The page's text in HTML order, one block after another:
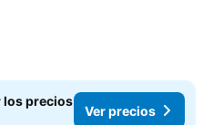
los precios
Ver precios